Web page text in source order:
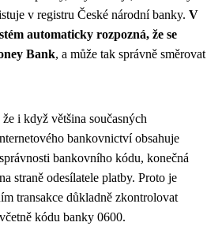
v registru České národní banky. V
automaticky rozpozná, že se
Bank, a může tak správně směrovat
i když většina současných
bankovnictví obsahuje
bankovního kódu, konečná
straně odesílatele platby. Proto je
transakce důkladně zkontrolovat
kódu banky 0600.